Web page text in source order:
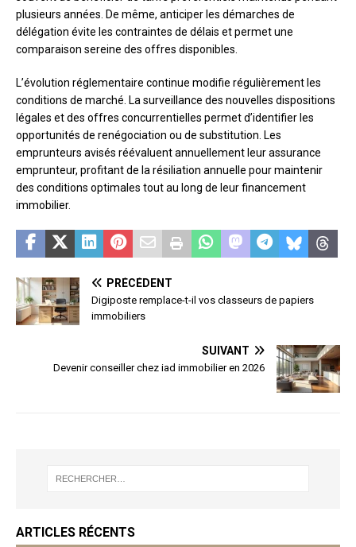
plusieurs années. De même, anticiper les démarches de
délégation évite les contraintes de délais et permet une
comparaison sereine des offres disponibles.
L’évolution réglementaire continue modifie régulièrement les
conditions de marché. La surveillance des nouvelles dispositions
légales et des offres concurrentielles permet d’identifier les
opportunités de renégociation ou de substitution. Les
emprunteurs avisés réévaluent annuellement leur assurance
emprunteur, profitant de la résiliation annuelle pour maintenir
des conditions optimales tout au long de leur financement
immobilier.
PRÉCÉDENT
Digiposte remplace-t-il vos classeurs de papiers
immobiliers
SUIVANT
Devenir conseiller chez iad immobilier en 2026
ARTICLES RÉCENTS